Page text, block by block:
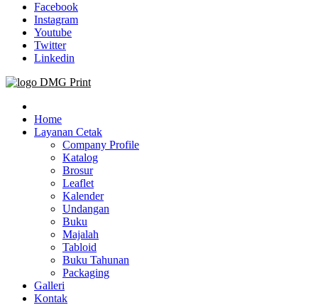
Facebook
Instagram
Youtube
Twitter
Linkedin
Jasa Cetak Online DMG Printing
Home
Layanan Cetak
Company Profile
Katalog
Brosur
Leaflet
Kalender
Undangan
Buku
Majalah
Tabloid
Buku Tahunan
Packaging
Galleri
Kontak